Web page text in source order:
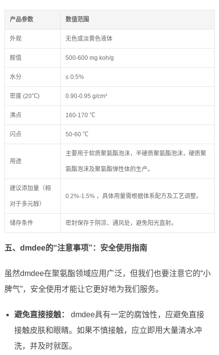
产品参数 数值范围
外观 无色或淡黄色液体
胺值 500-600 mg koh/g
水分 ≤ 0.5%
密度 (20℃) 0.90-0.95 g/cm³
沸点 160-170 ℃
闪点 50-60 ℃
用途
主要用于软质聚氨酯泡沫，半硬质聚氨酯泡沫，硬质聚
氨酯泡沫及聚氨酯弹性体的生产。
建议添加量（相
对于多元醇）
0.2%-1.5% ，具体用量需根据体系配方及工艺调整。
储存条件 密封保存于阴凉、通风处，避免阳光直射。
五、dmdee的“注意事项”：安全使用指南
虽然dmdee在聚氨酯领域应用广泛，但我们也要注意它的“小
脾气”，安全使用才能让它更好地为我们服务。
避免直接接触：
dmdee具有一定的腐蚀性，应避免直接
接触皮肤和眼睛。如果不慎接触，应立即用大量清水冲
洗，并及时就医。